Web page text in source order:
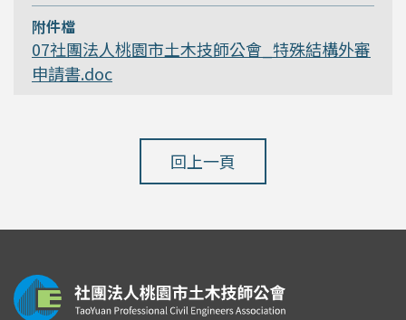
07社團法人桃園市土木技師公會_特殊結構外審
申請書.doc
回上一頁